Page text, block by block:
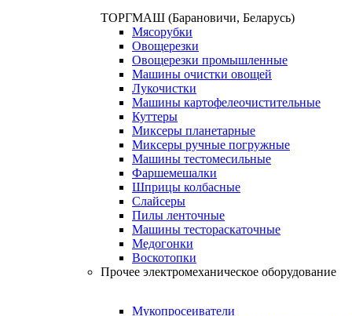
ТОРГМАШ (Барановичи, Беларусь)
Мясорубки
Овощерезки
Овощерезки промышленные
Машины очистки овощей
Лукочистки
Машины картофелеочистительные
Куттеры
Миксеры планетарные
Миксеры ручные погружные
Машины тестомесильные
Фаршемешалки
Шприцы колбасные
Слайсеры
Пилы ленточные
Машины тестораскаточные
Медогонки
Воскотопки
Прочее электромеханическое оборудование
Мукопросеиватели